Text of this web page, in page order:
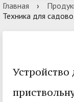
Главная ›
Техника для
Устройство